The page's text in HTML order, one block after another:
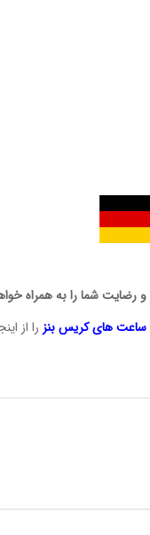
و رضایت شما را به همراه
ساعت هایکریس بنز را از